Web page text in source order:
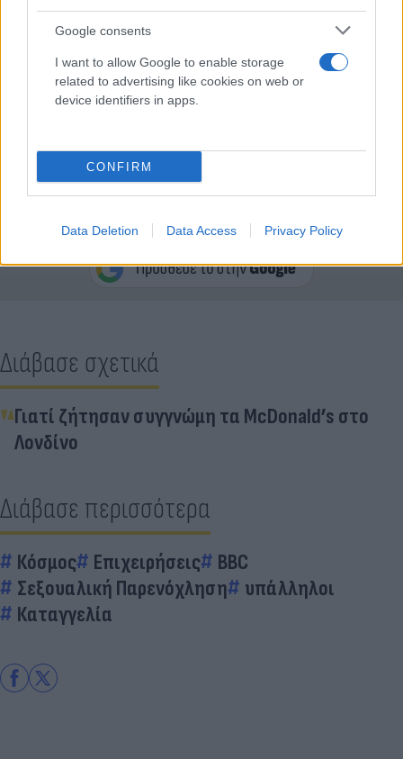
Google consents
I want to allow Google to enable storage
related to advertising like cookies on web or
device identifiers in apps.
CONFIRM
Data Deletion Data Access Privacy Policy
Πρόσθεσε, δε, «όλες οι αποδεδειγμένες
παραβιάσεις του κώδικα δεοντολογίας θα
αντιμετωπιστούν με τα αυστηρότερα μέτρα που
απολύσεις».
Κάνε κλικ και δες περισσότερο
Flash.grστην αναζήτηση τηςGoogle
Διάβασε σχετικά
Γιατί ζήτησαν συγγνώμη τα McDonald’s στο
Λονδίνο
Διάβασε περισσότερα
Κόσμος Επιχειρήσεις
BBC
Σεξουαλική Παρενόχληση
υπάλληλοι
Καταγγελία